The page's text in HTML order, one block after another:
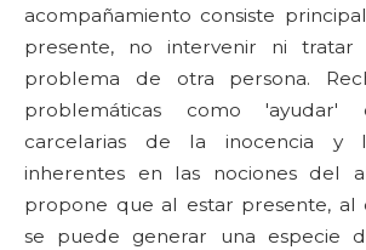
acompañamiento consiste
presente, no intervenir ni
problema de otra persona.
problemáticas como
carcelarias de la inocencia y
inherentes en las nociones del
propone que al estar presente, al
se puede generar una especie